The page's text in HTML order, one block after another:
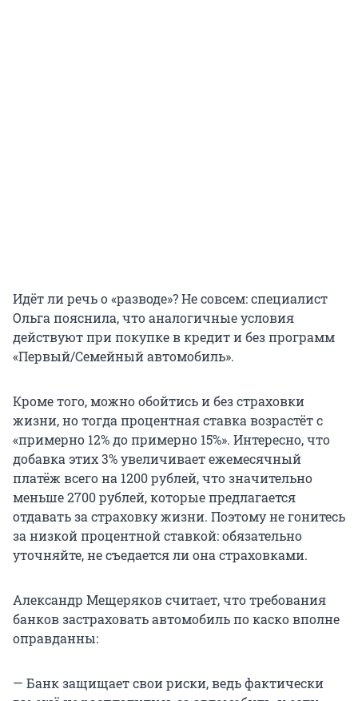
Идёт ли речь о «разводе»? Не совсем: специалист
Ольга пояснила, что аналогичные условия
действуют при покупке в кредит и без программ
«Первый/Семейный автомобиль».
Кроме того, можно обойтись и без страховки
жизни, но тогда процентная ставка возрастёт с
«примерно 12% до примерно 15%». Интересно, что
добавка этих 3% увеличивает ежемесячный
платёж всего на 1200 рублей, что значительно
меньше 2700 рублей, которые предлагается
отдавать за страховку жизни. Поэтому не гонитесь
за низкой процентной ставкой: обязательно
уточняйте, не съедается ли она страховками.
Александр Мещеряков считает, что требования
банков застраховать автомобиль по каско вполне
оправданны:
— Банк защищает свои риски, ведь фактически